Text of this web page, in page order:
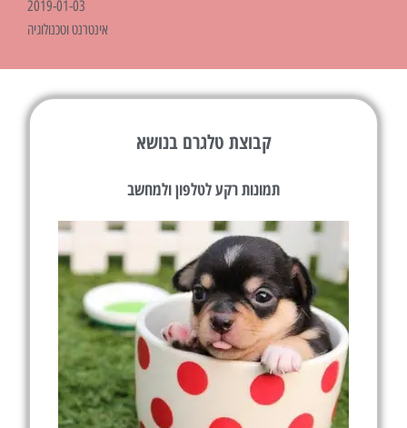
2019-01-03
אינטרנט וטכנולוגיה
קבוצת טלגרם בנושא
תמונות רקע לטלפון ולמחשב